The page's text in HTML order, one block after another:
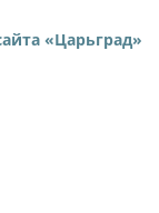
«Царьград»